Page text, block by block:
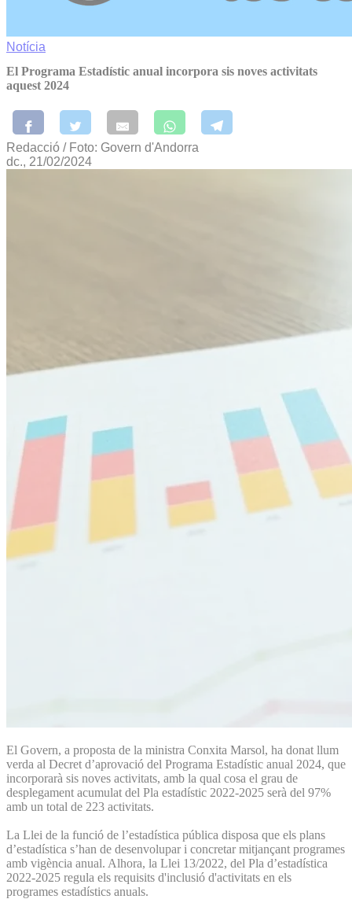
Notícia
El Programa Estadístic anual incorpora sis noves activitats
aquest 2024
Redacció / Foto: Govern d'Andorra
dc., 21/02/2024
El Govern, a proposta de la ministra Conxita Marsol, ha donat llum
verda al Decret d’aprovació del Programa Estadístic anual 2024, que
incorporarà sis noves activitats, amb la qual cosa el grau de
desplegament acumulat del Pla estadístic 2022-2025 serà del 97%
amb un total de 223 activitats.
La Llei de la funció de l’estadística pública disposa que els plans
d’estadística s’han de desenvolupar i concretar mitjançant programes
amb vigència anual. Alhora, la Llei 13/2022, del Pla d’estadística
2022-2025 regula els requisits d'inclusió d'activitats en els
programes estadístics anuals.